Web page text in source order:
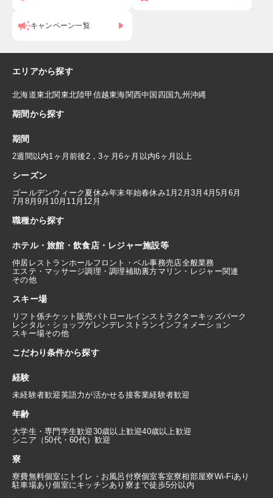
キャンペーン一覧
エリアから探す
北海道東北関東北陸甲信越東海関西中国 四国 九州 沖縄
期間から探す
期間
2週間以内1ヶ月前後2，3ヶ月 6ヶ月以内6ヶ月以上
シーズン
ゴールデンウィーク 夏休み年末年始春休み1月2月3月 4月5月 6月
7月 8月9月 10月 11月 12月
職種から探す
ホテル・旅館・飲食店・レジャー施設等
仲居 レストランホールフロント・ベル事務売店全般業務
エステ・マッサージ調理・調理補助裏方マリン・レジャー関連
その他
スキー場
リフト係チケット販売パトロールインストラクターキッズパーク
レンタル・ショップゲレンデレストラン インフォメーション
スキー場その他
こだわり条件から探す
経験
未経験者歓迎英語力が活かせる接客業経験者歓迎
年齢
大学生・専門学生歓迎30歳以上歓迎40歳以上歓迎
シニア（50代・60代）歓迎
寮
寮費無料個室にトイレ・お風呂付寮個室客室寮相部屋寮Wi-Fiあり
駐車場あり個室にキッチンあり 寮まで徒歩5分以内